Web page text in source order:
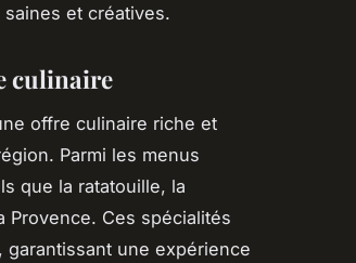
et créatives.
culinaire
offre culinaire riche et
Parmi les menus
que la ratatouille, la
Provence. Ces spécialités
garantissant une expérience